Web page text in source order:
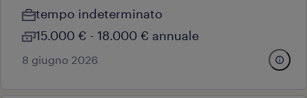
tempo indeterminato
15.000 € - 18.000 € annuale
8 giugno 2026